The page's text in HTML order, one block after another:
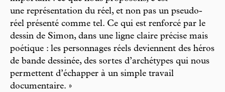
une représentation du réel, et non pas un pseudo-
réel présenté comme tel. Ce qui est renforcé par le
dessin de Simon, dans une ligne claire précise mais
poétique : les personnages réels deviennent des héros
de bande dessinée, des sortes d’archétypes qui nous
permettent d’échapper à un simple travail
documentaire. »